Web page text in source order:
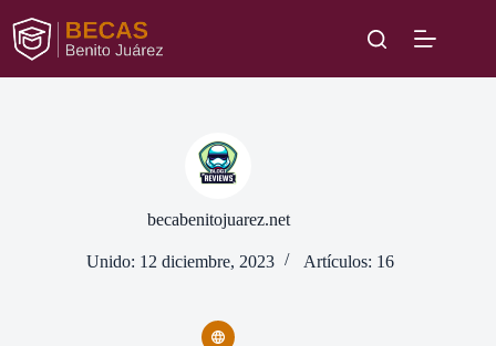
contenido
becabenitojuarez.net
Unido: 12 diciembre, 2023 Artículos: 16